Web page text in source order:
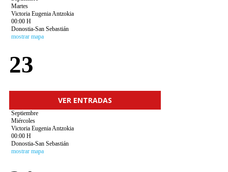
Martes
Victoria Eugenia Antzokia
00:00 H
Donostia-San Sebastián
mostrar mapa
23
VER ENTRADAS
Septiembre
Miércoles
Victoria Eugenia Antzokia
00:00 H
Donostia-San Sebastián
mostrar mapa